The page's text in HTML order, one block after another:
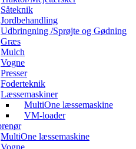
Såteknik
Jordbehandling
Udbringning /Sprøjte og Gødning
Græs
Mulch
Vogne
Presser
Foderteknik
Læssemaskiner
MultiOne læssemaskine
VM-loader
MultiOne læssemaskine
Vogne